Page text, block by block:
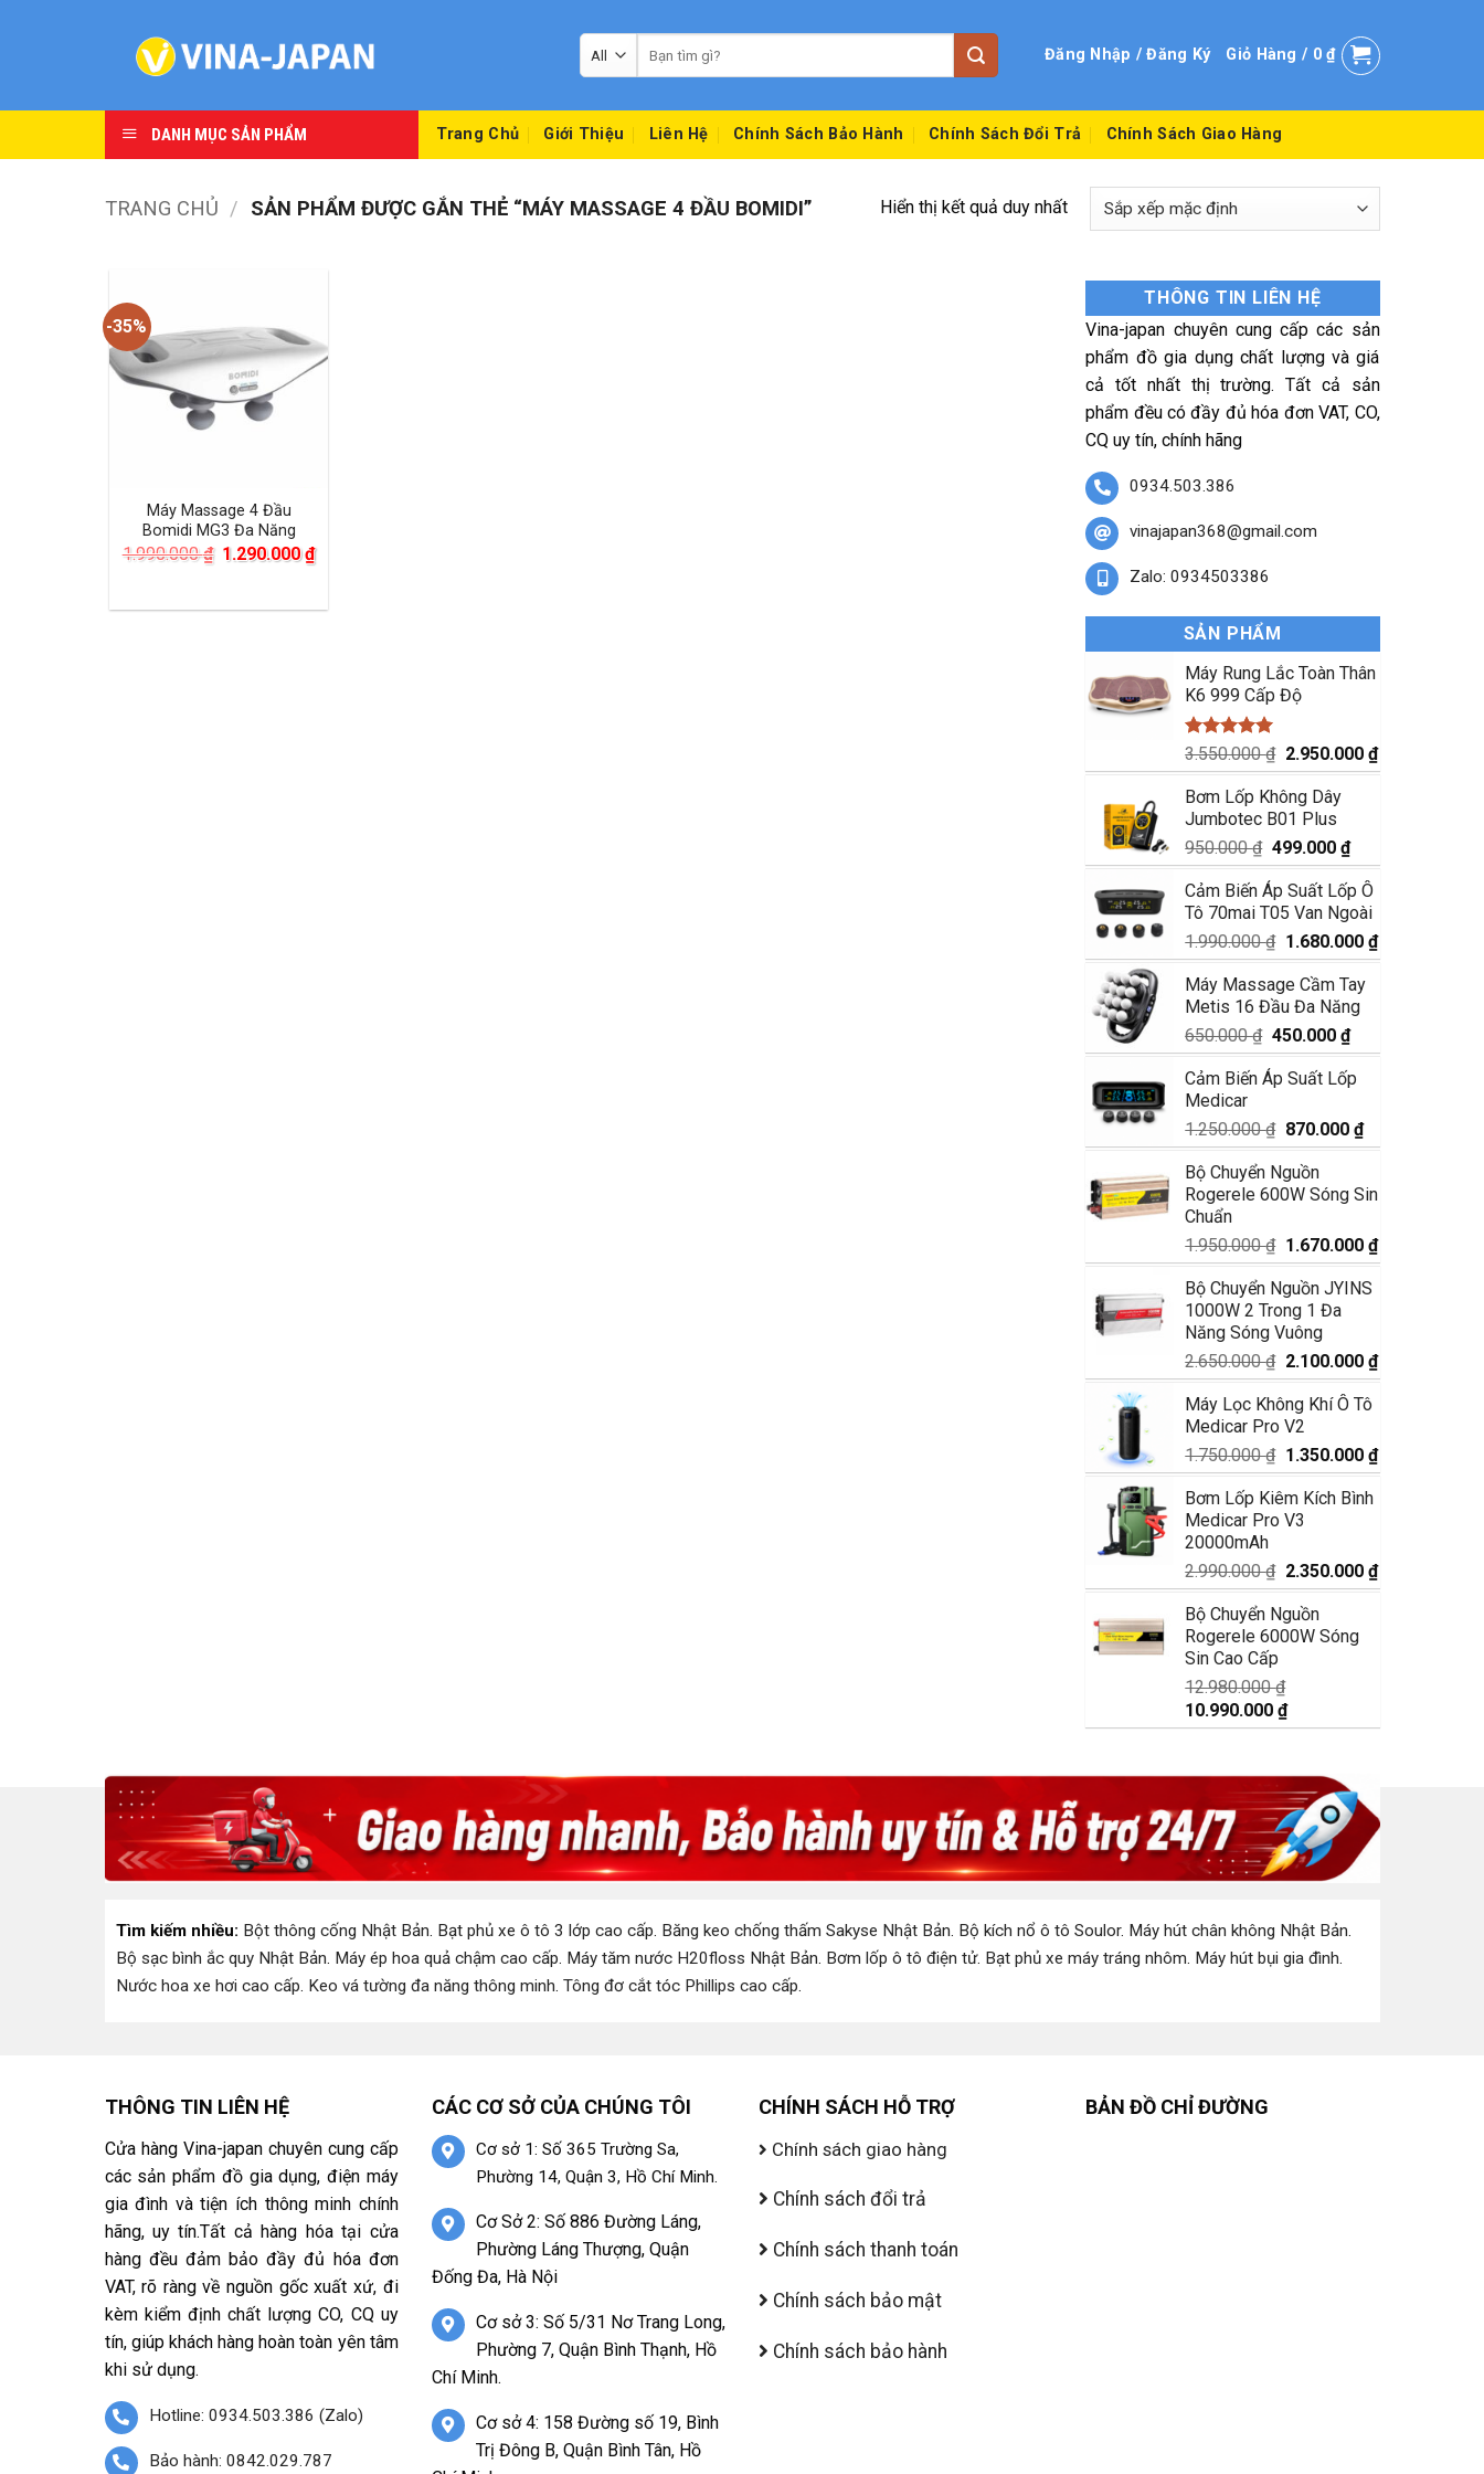
kiếm:
Đăng Nhập / Đăng Ký Giỏ Hàng / 0₫
DANH MỤC SẢN PHẨM Trang Chủ Giới Thiệu Liên Hệ Chính Sách Bảo Hành Chính Sách Đổi Trả Chính Sách Giao Hàng
TRANG CHỦ / SẢN PHẨM ĐƯỢC GẮN THẺ “MÁY MASSAGE 4 ĐẦU BOMIDI” Hiển thị kết quả duy nhất
-35%
Máy Massage 4 Đầu
Bomidi MG3 Đa Năng
1.990.000₫ Giá
1.990.000 ₫.
1.290.000₫Giá
hiện
là:
THÔNG TIN LIÊN HỆ
Vina-japan chuyên cung cấp các sản
phẩm đồ gia dụng chất lượng và giá
cả tốt nhất thị trường. Tất cả sản
phẩm đều có đầy đủ hóa đơn VAT, CO,
CQ uy tín, chính hãng
0934.503.386
vinajapan368@gmail.com
Zalo: 0934503386
SẢN PHẨM
Máy Rung Lắc Toàn Thân
K6 999 Cấp Độ
Được xếp
hạng5.00
5 sao
3.550.000₫ Giá
gốc
là:
3.550.000 ₫.
2.950.000₫Giá
hiện
Bơm Lốp Không Dây
Jumbotec B01 Plus
950.000₫ Giá
gốc
là:
950.000 ₫.
499.000₫Giá
hiện
tại
là:
499.000 ₫.
Cảm Biến Áp Suất Lốp Ô
Tô 70mai T05 Van Ngoài
1.990.000₫ Giá
gốc
là:
1.990.000 ₫.
1.680.000₫Giá
hiện
Máy Massage Cầm Tay
Metis 16 Đầu Đa Năng
650.000₫ Giá
gốc
là:
450.000₫Giá
hiện
tại
450.000 ₫.
Cảm Biến Áp Suất Lốp
Medicar
1.250.000₫ Giá
gốc
là:
1.250.000 ₫.
870.000₫Giá
hiện
là:
Bộ Chuyển Nguồn
Rogerele 600W Sóng Sin
Chuẩn
1.950.000₫ Giá
gốc
là:
1.950.000 ₫.
1.670.000₫Giá
hiện
Bộ Chuyển Nguồn JYINS
1000W 2 Trong 1 Đa
Năng Sóng Vuông
2.650.000₫ Giá
gốc
là:
2.650.000 ₫.
2.100.000₫Giá
hiện
2.100.000 ₫.
Máy Lọc Không Khí Ô Tô
Medicar Pro V2
1.750.000₫ Giá
gốc
là:
1.750.000 ₫.
1.350.000₫Giá
hiện
Bơm Lốp Kiêm Kích Bình
Medicar Pro V3
20000mAh
2.990.000₫ Giá
gốc
là:
2.990.000 ₫.
2.350.000₫Giá
hiện
Bộ Chuyển Nguồn
Rogerele 6000W Sóng
Sin Cao Cấp
12.980.000₫
Giá
gốc
12.980.000 ₫.
10.990.000₫Giá
hiện
là:
10.990.000 ₫.
Tìm kiếm nhiều: Bột thông cống Nhật Bản. Bạt phủ xe ô tô 3 lớp cao cấp. Băng keo chống thấm Sakyse Nhật Bản. Bộ kích nổ ô tô Soulor. Máy hút chân không Nhật Bản.
Bộ sạc bình ắc quy Nhật Bản. Máy ép hoa quả chậm cao cấp. Máy tăm nước H20floss Nhật Bản. Bơm lốp ô tô điện tử. Bạt phủ xe máy tráng nhôm. Máy hút bụi gia đình.
Nước hoa xe hơi cao cấp. Keo vá tường đa năng thông minh. Tông đơ cắt tóc Phillips cao cấp.
THÔNG TIN LIÊN HỆ
Cửa hàng Vina-japan chuyên cung cấp
các sản phẩm đồ gia dụng, điện máy
gia đình và tiện ích thông minh chính
hãng, uy tín.Tất cả hàng hóa tại cửa
hàng đều đảm bảo đầy đủ hóa đơn
VAT, rõ ràng về nguồn gốc xuất xứ, đi
kèm kiểm định chất lượng CO, CQ uy
tín, giúp khách hàng hoàn toàn yên tâm
khi sử dụng.
Hotline: 0934.503.386 (Zalo)
Bảo hành: 0842.029.787
CÁC CƠ SỞ CỦA CHÚNG TÔI
Cơ sở 1: Số 365 Trường Sa,
Phường 14, Quận 3, Hồ Chí Minh.
Cơ Sở 2: Số 886 Đường Láng,
Phường Láng Thượng, Quận
Đống Đa, Hà Nội
Cơ sở 3: Số 5/31 Nơ Trang Long,
Phường 7, Quận Bình Thạnh, Hồ
Chí Minh.
Cơ sở 4: 158 Đường số 19, Bình
Trị Đông B, Quận Bình Tân, Hồ
CHÍNH SÁCH HỖ TRỢ
Chính sách giao hàng
Chính sách đổi trả
Chính sách thanh toán
Chính sách bảo mật
Chính sách bảo hành
BẢN ĐỒ CHỈ ĐƯỜNG